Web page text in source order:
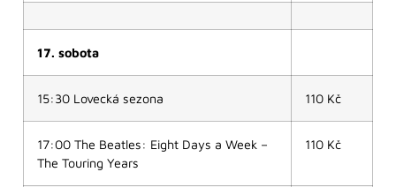
17. sobota
15:30 Lovecká sezona 110 Kč
17:00 The Beatles: Eight Days a Week –
The Touring Years
110 Kč